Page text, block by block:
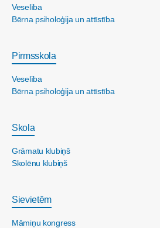
Veselība
Bērna psiholoģija un attīstība
Pirmsskola
Veselība
Bērna psiholoģija un attīstība
Skola
Grāmatu klubiņš
Skolēnu klubiņš
Sievietēm
Māmiņu kongress